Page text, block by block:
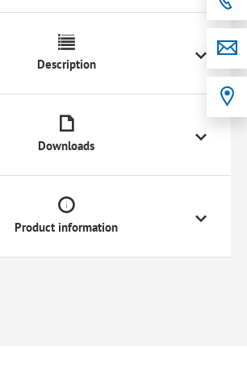
Description
Downloads
Product information